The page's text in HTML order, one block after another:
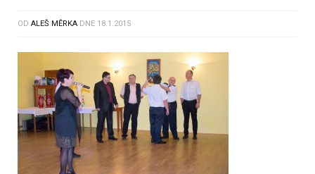
OD ALEŠ MĚRKA DNE 18.1.2015